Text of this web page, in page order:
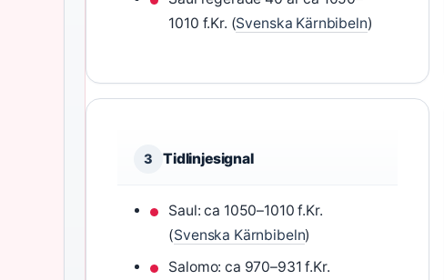
1010 f.Kr. (Svenska Kärnbibeln)
3 Tidlinjesignal
Saul: ca 1050–1010 f.Kr.
(Svenska Kärnbibeln)
Salomo: ca 970–931 f.Kr.